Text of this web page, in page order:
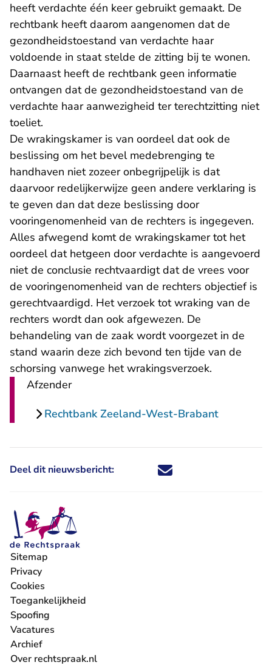
heeft verdachte één keer gebruikt gemaakt. De
rechtbank heeft daarom aangenomen dat de
gezondheidstoestand van verdachte haar
voldoende in staat stelde de zitting bij te wonen.
Daarnaast heeft de rechtbank geen informatie
ontvangen dat de gezondheidstoestand van de
verdachte haar aanwezigheid ter terechtzitting niet
toeliet.
De wrakingskamer is van oordeel dat ook de
beslissing om het bevel medebrenging te
handhaven niet zozeer onbegrijpelijk is dat
daarvoor redelijkerwijze geen andere verklaring is
te geven dan dat deze beslissing door
vooringenomenheid van de rechters is ingegeven.
Alles afwegend komt de wrakingskamer tot het
oordeel dat hetgeen door verdachte is aangevoerd
niet de conclusie rechtvaardigt dat de vrees voor
de vooringenomenheid van de rechters objectief is
gerechtvaardigd. Het verzoek tot wraking van de
rechters wordt dan ook afgewezen. De
behandeling van de zaak wordt voorgezet in de
stand waarin deze zich bevond ten tijde van de
schorsing vanwege het wrakingsverzoek.
Afzender
Rechtbank Zeeland-West-Brabant
Deel dit nieuwsbericht: Deel dit nieuwsbericht via X -
Deel dit nieuwsbericht via
Deel dit nieuwsbericht
Deel dit
Sitemap
Privacy
Cookies
Toegankelijkheid
Spoofing
Vacatures
- U verlaat Rechtspraak.nl
Archief
Over rechtspraak.nl